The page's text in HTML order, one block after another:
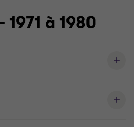
1971 à 1980